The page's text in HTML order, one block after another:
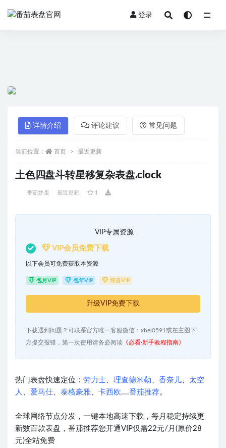
登录
详情介绍 评论建议 常见问题
当前位置： 首页 最近更新
土色四盘斗转星移复杂表盘.clock
番茄炒蛋 最近更新 1
VIP专属资源
VIP会员免费下载
以下会员可免费获取本资源
包月VIP 包年VIP 终身VIP
升级VIP免费下载
下载遇到问题？可联系官方唯一客服微信：xbei0591或在主图下
方提交报错，第一次使用请务必阅读 《必看·新手教程指南》
热门表盘快速定位： 劳力士 理查德米勒 香奈儿
太空
人
爱马仕 泰格豪雅 卡西欧....番茄推荐。
全球网络节点分发，一键本地高速下载，每月稳定持续更
新数百款表盘，番茄推荐您开通VIP仅需22元/月(原价28
元)全站免费